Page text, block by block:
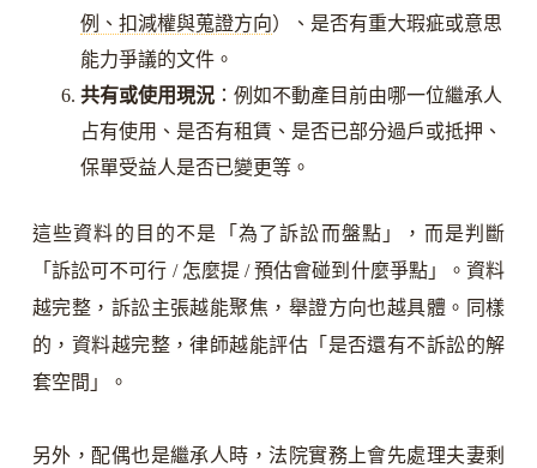
例、扣減權與蒐證方向）、是否有重大瑕疵或意思
能力爭議的文件。
共有或使用現況：例如不動產目前由哪一位繼承人
占有使用、是否有租賃、是否已部分過戶或抵押、
保單受益人是否已變更等。
這些資料的目的不是「為了訴訟而盤點」，而是判斷
「訴訟可不可行 / 怎麼提 / 預估會碰到什麼爭點」。資料
越完整，訴訟主張越能聚焦，舉證方向也越具體。同樣
的，資料越完整，律師越能評估「是否還有不訴訟的解
套空間」。
另外，配偶也是繼承人時，法院實務上會先處理夫妻剩